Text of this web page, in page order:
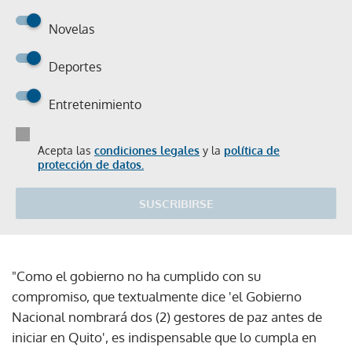
Novelas
Deportes
Entretenimiento
Acepta las condiciones legales y la política de
protección de datos.
SUSCRIBIRSE
"Como el gobierno no ha cumplido con su
compromiso, que textualmente dice 'el Gobierno
Nacional nombrará dos (2) gestores de paz antes de
iniciar en Quito', es indispensable que lo cumpla en